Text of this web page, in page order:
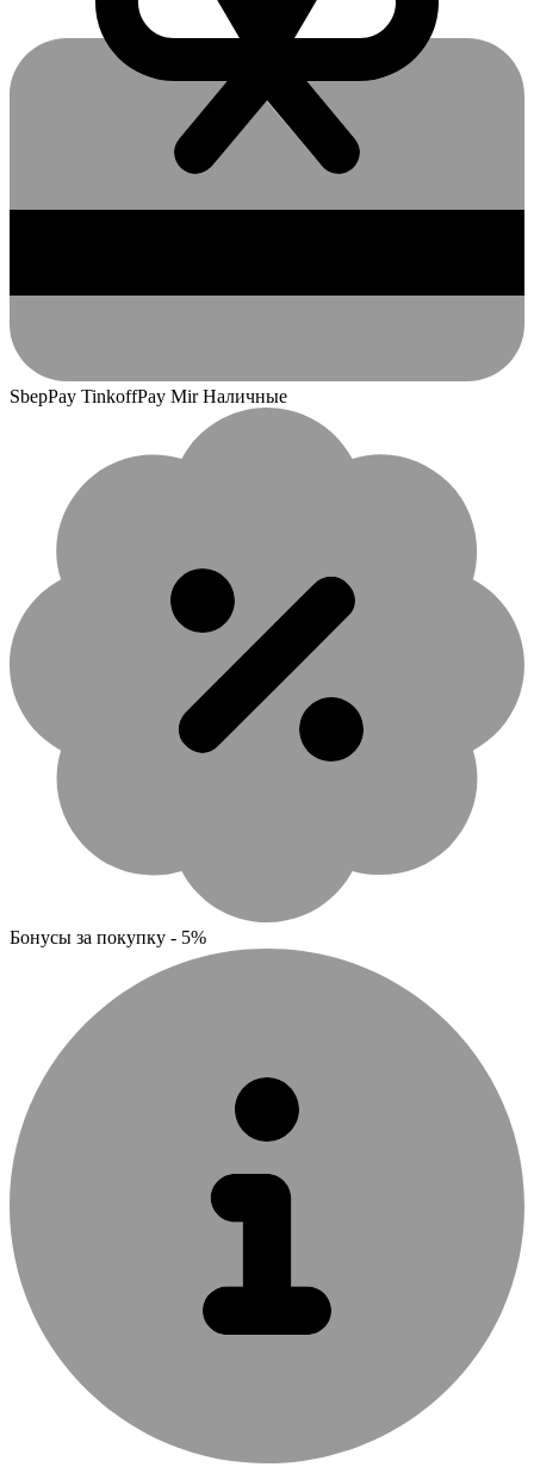
SbepPay TinkoffPay Mir Наличные
Бонусы за покупку - 5%